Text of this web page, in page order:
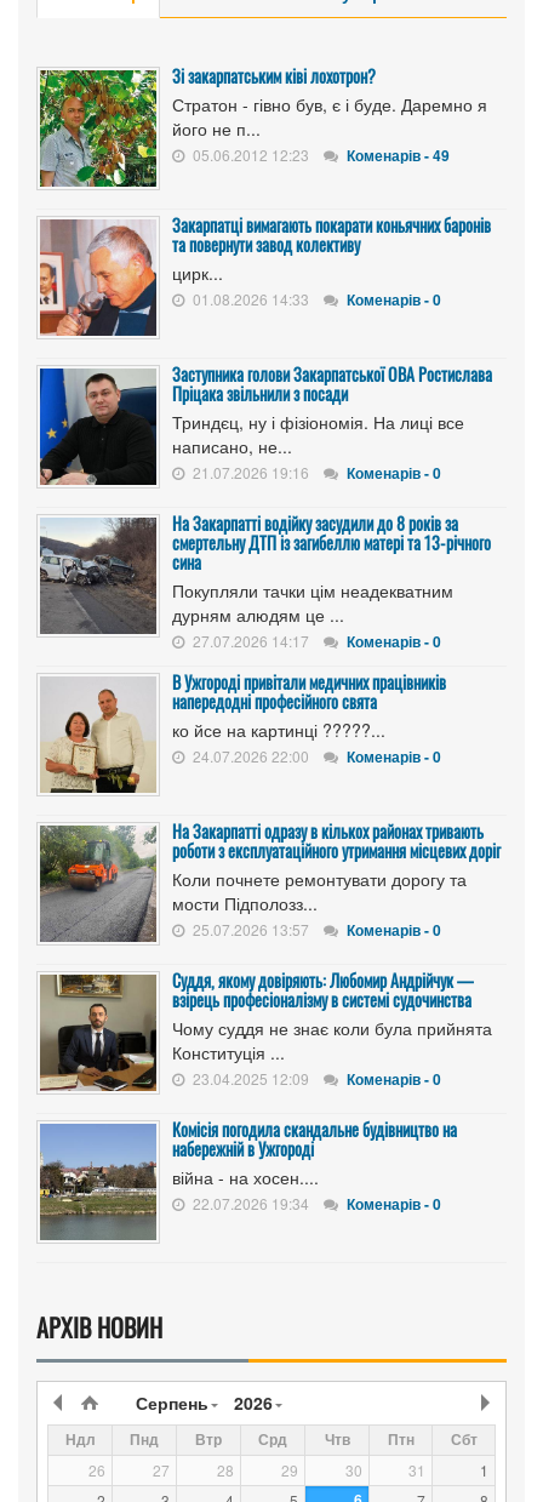
Зі закарпатським ківі лохотрон?
Стратон - гівно був, є і буде. Даремно я
його не п...
05.06.2012 12:23 Коменарів - 49
Закарпатці вимагають покарати коньячних баронів
та повернути завод колективу
цирк...
01.08.2026 14:33 Коменарів - 0
Заступника голови Закарпатської ОВА Ростислава
Пріцака звільнили з посади
Триндєц, ну і фізіономія. На лиці все
написано, не...
21.07.2026 19:16 Коменарів - 0
На Закарпатті водійку засудили до 8 років за
смертельну ДТП із загибеллю матері та 13-річного
сина
Покупляли тачки цім неадекватним
дурням алюдям це ...
27.07.2026 14:17 Коменарів - 0
В Ужгороді привітали медичних працівників
напередодні професійного свята
ко йсе на картинці ?????...
24.07.2026 22:00 Коменарів - 0
На Закарпатті одразу в кількох районах тривають
роботи з експлуатаційного утримання місцевих доріг
Коли почнете ремонтувати дорогу та
мости Підполозз...
25.07.2026 13:57 Коменарів - 0
Суддя, якому довіряють: Любомир Андрійчук —
взірець професіоналізму в системі судочинства
Чому суддя не знає коли була прийнята
Конституція ...
23.04.2025 12:09 Коменарів - 0
Комісія погодила скандальне будівництво на
набережній в Ужгороді
війна - на хосен....
22.07.2026 19:34 Коменарів - 0
АРХІВ НОВИН
Серпень 2026
Ндл Пнд Втр Срд Чтв Птн Сбт
26 27 28 29 30 31
1